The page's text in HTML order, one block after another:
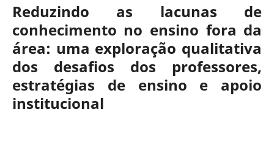
Reduzindo as lacunas de
conhecimento no ensino fora da
área: uma exploração qualitativa
dos desafios dos professores,
estratégias de ensino e apoio
institucional